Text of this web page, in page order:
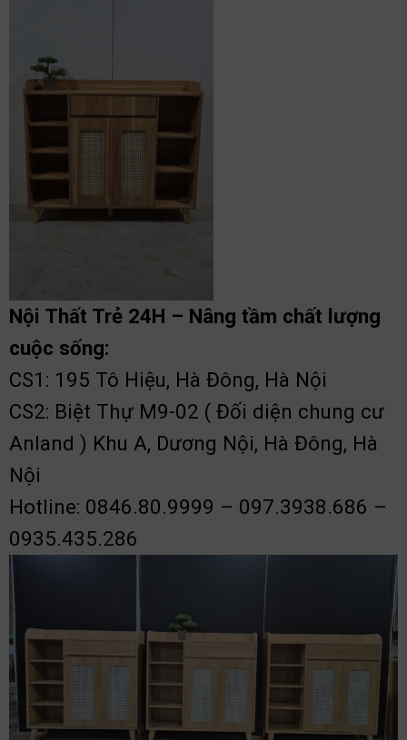
Nội Thất Trẻ 24H – Nâng tầm chất lượng
cuộc sống:
CS1: 195 Tô Hiệu, Hà Đông, Hà Nội
CS2: Biệt Thự M9-02 ( Đối diện chung cư
Anland ) Khu A, Dương Nội, Hà Đông, Hà
Nội
Hotline: 0846.80.9999 – 097.3938.686 –
0935.435.286